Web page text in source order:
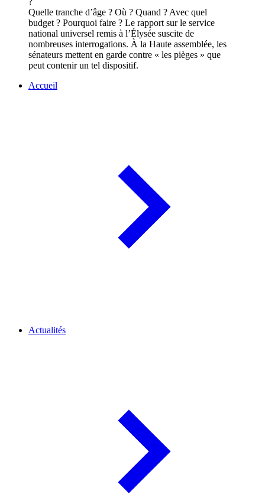
Quelle tranche d’âge ? Où ? Quand ? Avec quel
budget ? Pourquoi faire ? Le rapport sur le service
national universel remis à l’Élysée suscite de
nombreuses interrogations. À la Haute assemblée, les
sénateurs mettent en garde contre « les pièges » que
peut contenir un tel dispositif.
Accueil
Actualités